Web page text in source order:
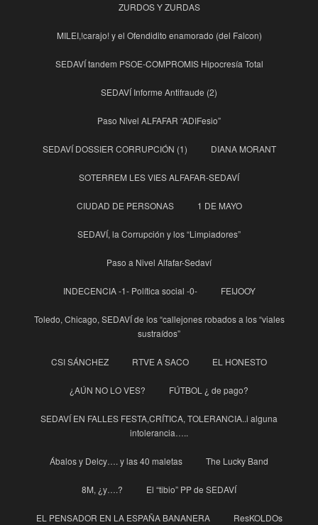
ZURDOS Y ZURDAS
MILEI,!carajo! y el Ofendidito enamorado (del Falcon)
SEDAVÍ tandem PSOE-COMPROMIS Hipocresía Total
SEDAVÍ Informe Antifraude (2)
Paso Nivel ALFAFAR “ADIFesio”
SEDAVÍ DOSSIER CORRUPCIÓN (1) DIANA MORANT
SOTERREM LES VIES ALFAFAR-SEDAVÍ
CIUDAD DE PERSONAS 1 DE MAYO
SEDAVÍ, la Corrupción y los “Limpiadores”
Paso a Nivel Alfafar-Sedaví
INDECENCIA -1- Política social -0- FEIJOOY
Toledo, Chicago, SEDAVÍ de los “callejones robados a los “viales
sustraídos”
CSI SÁNCHEZ RTVE A SACO EL HONESTO
¿AÚN NO LO VES? FÚTBOL ¿ de pago?
SEDAVÍ EN FALLES FESTA,CRÍTICA, TOLERANCIA..i alguna
intolerancia…..
Ábalos y Delcy…. y las 40 maletas The Lucky Band
8M, ¿y….? El “tibio” PP de SEDAVÍ
EL PENSADOR EN LA ESPAÑA BANANERA ResKOLDOs